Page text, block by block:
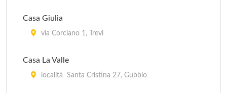
Casa Giulia
via Corciano 1, Trevi
Casa La Valle
località Santa Cristina 27, Gubbio